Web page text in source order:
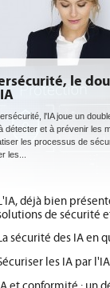
DEE:
bientôt
Des datacenters
ce que
1
Qu'est-
2
DEE,